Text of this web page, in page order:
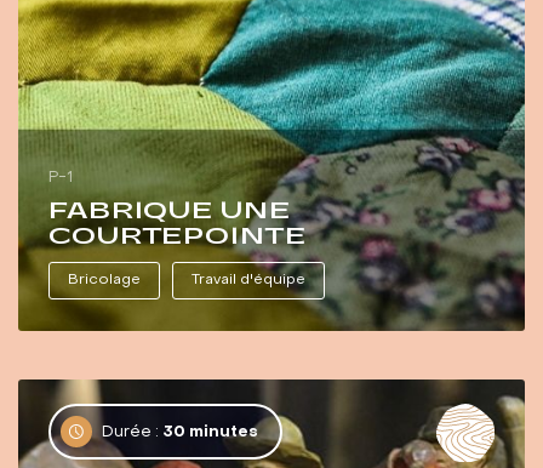
P-1
FABRIQUE UNE
COURTEPOINTE
Bricolage Travail d'équipe
Durée : 30 minutes